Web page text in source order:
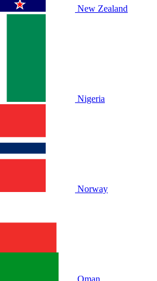
New Zealand
Nigeria
Norway
Oman